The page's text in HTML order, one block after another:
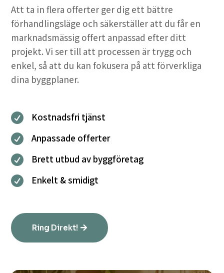
Att ta in flera offerter ger dig ett bättre
förhandlingsläge och säkerställer att du får en
marknadsmässig offert anpassad efter ditt
projekt. Vi ser till att processen är trygg och
enkel, så att du kan fokusera på att förverkliga
dina byggplaner.
 Kostnadsfri tjänst
 Anpassade offerter
 Brett utbud av byggföretag
 Enkelt & smidigt
Ring Direkt!